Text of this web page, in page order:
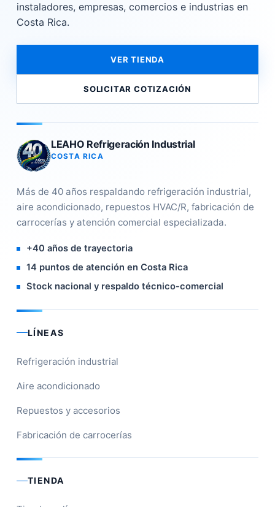
instaladores, empresas, comercios e industrias en
Costa Rica.
VER TIENDA
SOLICITAR COTIZACIÓN
LEAHO Refrigeración Industrial
COSTA RICA
Más de 40 años respaldando refrigeración industrial,
aire acondicionado, repuestos HVAC/R, fabricación de
carrocerías y atención comercial especializada.
+40 años de trayectoria
14 puntos de atención en Costa Rica
Stock nacional y respaldo técnico-comercial
LÍNEAS
Refrigeración industrial
Aire acondicionado
Repuestos y accesorios
Fabricación de carrocerías
TIENDA